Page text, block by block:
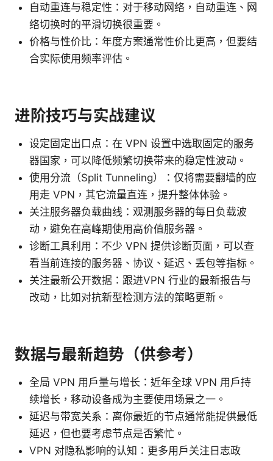
自动重连与稳定性：对于移动网络，自动重连、网
络切换时的平滑切换很重要。
价格与性价比：年度方案通常性价比更高，但要结
合实际使用频率评估。
进阶技巧与实战建议
设定固定出口点：在 VPN 设置中选取固定的服务
器国家，可以降低频繁切换带来的稳定性波动。
使用分流（Split Tunneling）：仅将需要翻墙的应
用走 VPN，其它流量直连，提升整体体验。
关注服务器负载曲线：观测服务器的每日负载波
动，避免在高峰期使用高价值服务器。
诊断工具利用：不少 VPN 提供诊断页面，可以查
看当前连接的服务器、协议、延迟、丢包等指标。
关注最新公开数据：跟进VPN 行业的最新报告与
改动，比如对抗新型检测方法的策略更新。
数据与最新趋势（供参考）
全局 VPN 用户量与增长：近年全球 VPN 用户持
续增长，移动设备成为主要使用场景之一。
延迟与带宽关系：离你最近的节点通常能提供最低
延迟，但也要考虑节点是否繁忙。
VPN 对隐私影响的认知：更多用户关注日志政